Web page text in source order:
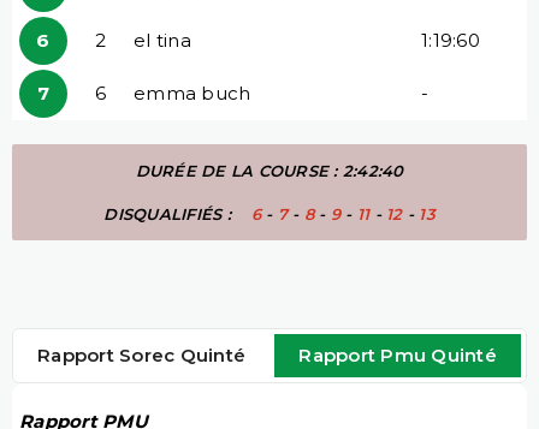
6 2 el tina 1:19:60
7 6 emma buch -
DURÉE DE LA COURSE : 2:42:40
DISQUALIFIÉS : 6- 7- 8- 9- 11- 12- 13
Rapport Sorec Quinté Rapport Pmu Quinté
Rapport PMU